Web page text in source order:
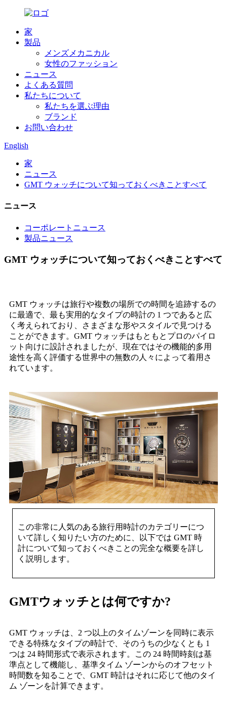
家
製品
メンズメカニカル
女性のファッション
ニュース
よくある質問
私たちについて
私たちを選ぶ理由
ブランド
お問い合わせ
English
家
ニュース
GMT ウォッチについて知っておくべきことすべて
ニュース
コーポレートニュース
製品ニュース
GMT ウォッチについて知っておくべきことすべて
GMT ウォッチは旅行や複数の場所での時間を追跡するの
に最適で、最も実用的なタイプの時計の 1 つであると広
く考えられており、さまざまな形やスタイルで見つける
ことができます。GMT ウォッチはもともとプロのパイロ
ット向けに設計されましたが、現在ではその機能的多用
途性を高く評価する世界中の無数の人々によって着用さ
れています。
この非常に人気のある旅行用時計のカテゴリーにつ
いて詳しく知りたい方のために、以下では GMT 時
計について知っておくべきことの完全な概要を詳し
く説明します。
GMTウォッチとは何ですか?
GMT ウォッチは、2 つ以上のタイムゾーンを同時に表示
できる特殊なタイプの時計で、そのうちの少なくとも 1
つは 24 時間形式で表示されます。この 24 時間時刻は基
準点として機能し、基準タイム ゾーンからのオフセット
時間数を知ることで、GMT 時計はそれに応じて他のタイ
ム ゾーンを計算できます。